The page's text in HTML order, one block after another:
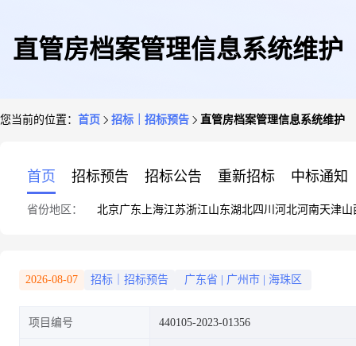
直管房档案管理信息系统维护
您当前的位置： 首页 招标｜招标预告 直管房档案管理信息系统维护
首页 招标预告 招标公告 重新招标 中标通知
省份地区： 北京广东 上海江苏浙江山东湖北四川 河北河南天津山
2026-08-07 招标｜招标预告 广东省 广州市 海珠区
项目编号 440105-2023-01356